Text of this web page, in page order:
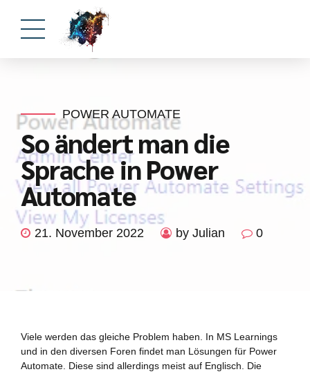
POWER AUTOMATE
So ändert man die
Sprache in Power
Automate
21. November 2022 by Julian 0
Viele werden das gleiche Problem haben. In MS Learnings
und in den diversen Foren findet man Lösungen für Power
Automate. Diese sind allerdings meist auf Englisch. Die